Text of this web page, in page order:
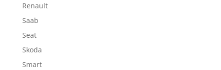
Renault
Saab
Seat
Skoda
Smart